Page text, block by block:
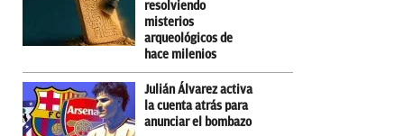
resolviendo
misterios
arqueológicos de
hace milenios
Julián Álvarez activa
la cuenta atrás para
anunciar el bombazo